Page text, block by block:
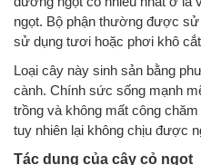
ngọt. Bộ phận thường được
sử dụng tươi hoặc phơi khô
Loại cây này sinh sản bằng
cành. Chính sức sống mạnh
trồng và không mất công
tuy nhiên lại không chịu được
Tác dụng của cây cỏ ngọt